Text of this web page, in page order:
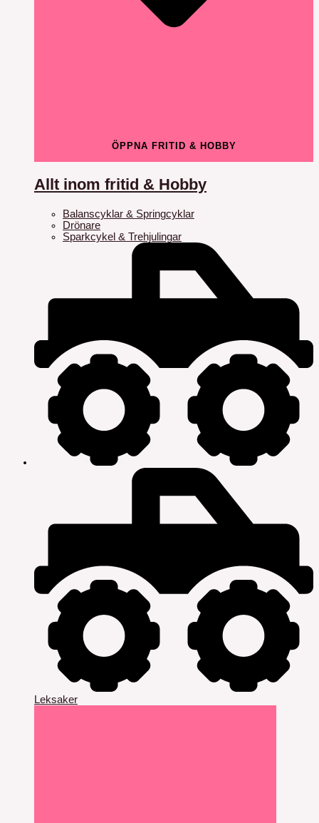
ÖPPNA FRITID & HOBBY
Allt inom fritid & Hobby
Balanscyklar & Springcyklar
Drönare
Sparkcykel & Trehjulingar
Leksaker